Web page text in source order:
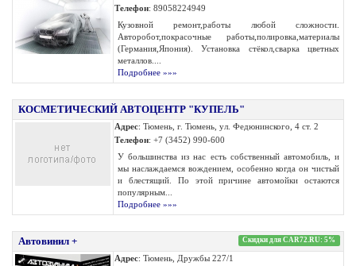
Телефон: 89058224949
Кузовной ремонт,работы любой сложности.
Авторобот,покрасочные работы,полировка,материалы
(Германия,Япония). Установка стёкол,сварка цветных
металлов....
Подробнее »»»
КОСМЕТИЧЕСКИЙ АВТОЦЕНТР "КУПЕЛЬ"
Адрес: Тюмень, г. Тюмень, ул. Федюнинского, 4 ст. 2
Телефон: +7 (3452) 990-600
У большинства из нас есть собственный автомобиль, и
мы наслаждаемся вождением, особенно когда он чистый
и блестящий. По этой причине автомойки остаются
популярным...
Подробнее »»»
Автовинил + Скидки для CAR72.RU: 5%
Адрес: Тюмень, Дружбы 227/1